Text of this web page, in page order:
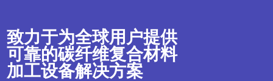
致力于为全球用户提供
可靠的碳纤维复合材料
加工设备解决方案